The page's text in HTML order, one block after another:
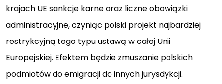
krajach UE sankcje karne oraz liczne obowiązki
administracyjne, czyniąc polski projekt najbardziej
restrykcyjną tego typu ustawą w całej Unii
Europejskiej. Efektem będzie zmuszanie polskich
podmiotów do emigracji do innych jurysdykcji.